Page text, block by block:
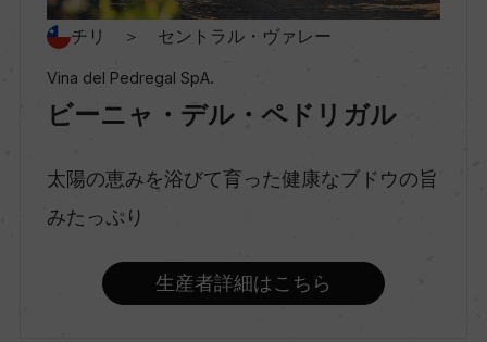
種類
スティルワイン
フルボディ
カベルネ・ソーヴィニヨン 100%
チリ ＞ セントラル・ヴァレー
Vina del Pedregal SpA.
ビーニャ・デル・ペドリガル
太陽の恵みを浴びて育った健康なブドウの旨
みたっぷり
生産者詳細はこちら